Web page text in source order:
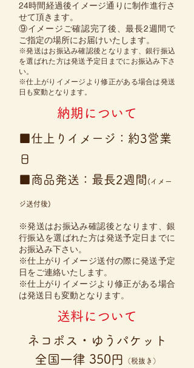
24時間経過後イメージ通りに制作進行さ
せて頂きます。
⑨イメージご確認完了後、最長2週間で
ご指定の場所にお届けいたします。
※発送はお振込み確認後となります、銀行振込
を選ばれた方は発送予定日までにお振込み下さ
い。
※仕上がりイメージより修正がある場合は発送
日も変動となります。
納期について
■仕上りイメージ：約3営業
日
■商品発送：最長2週間 (イメー
ジ送付後)
※発送はお振込み確認後となります、銀
行振込を選ばれた方は発送予定日までに
お振込み下さい。
※仕上がりイメージ送付の際に発送予定
日をご連絡いたします。
※仕上がりイメージより修正がある場合
は発送日も変動となります。
送料について
​ネコポス・ゆうパケット
全国一律 350円
（税抜き）